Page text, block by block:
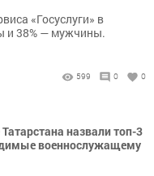
«Госуслуги» в
и 38% — мужчины.
599 0 0
назвали топ-3
военнослужащему